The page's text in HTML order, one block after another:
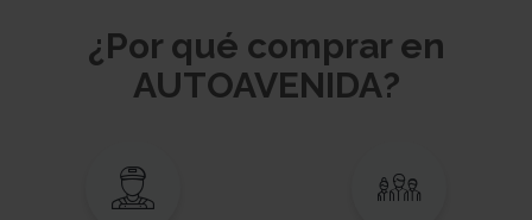
¿Por qué comprar en
AUTOAVENIDA?